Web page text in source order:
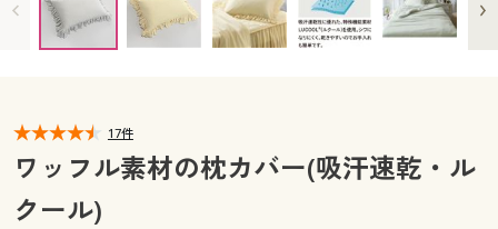
カタログ無料プレゼント
マイページ
閲覧履歴
会員メニュー
閲覧履歴
お気に入り
17件
ワッフル素材の枕カバー(吸汗速乾・ル
クール)